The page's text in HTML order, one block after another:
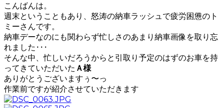
こんばんは。
週末ということもあり、怒涛の納車ラッシュで疲労困憊のト
ミーさんです。
納車デーなのにも関わらず忙しさのあまり納車画像を取り忘
れました･･･
そんな中、忙しいだろうからと引取り予定のはずのお車を持
ってきていただいた Ａ様
ありがとうございますぅ〜っ
作業前ですが紹介させていただきます